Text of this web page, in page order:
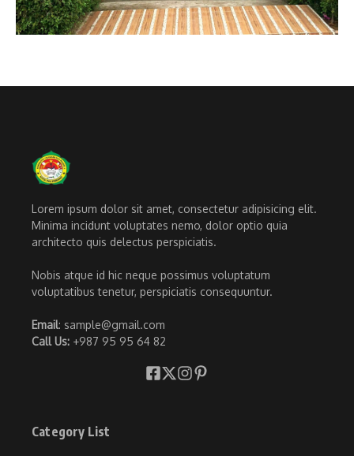
Lorem ipsum dolor sit amet, consectetur adipisicing elit.
Minima incidunt voluptates nemo, dolor optio quia
architecto quis delectus perspiciatis.
Nobis atque id hic neque possimus voluptatum
voluptatibus tenetur, perspiciatis consequuntur.
Email: sample@gmail.com
Call Us: +987 95 95 64 82
Category List